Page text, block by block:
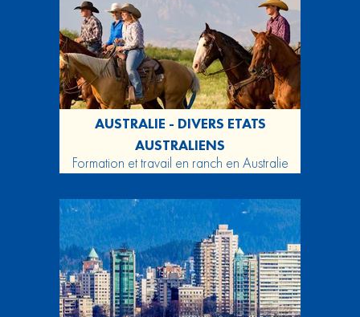
AUSTRALIE - DIVERS ETATS
AUSTRALIENS
Formation et travail en ranch en Australie